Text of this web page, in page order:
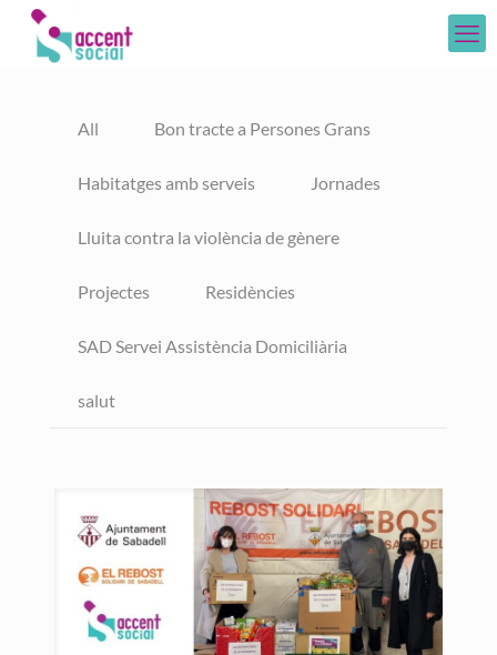
All Bon tracte a Persones Grans
Habitatges amb serveis Jornades
Lluita contra la violència de gènere
Projectes Residències
SAD Servei Assistència Domiciliària
salut